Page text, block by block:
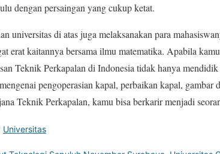
dengan persaingan yang cukup ketat.
universitas di atas juga melaksanakan para
erat kaitannya bersama ilmu matematika. Apabila
Teknik Perkapalan di Indonesia tidak hanya
pengoperasian kapal, perbaikan kapal,
Teknik Perkapalan, kamu bisa berkarir menjadi
Universitas